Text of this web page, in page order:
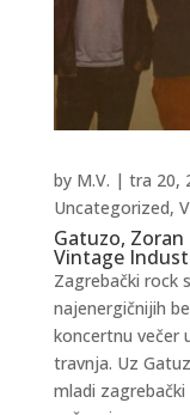
Gatuzo, Zoran
Vintage
by M.V. | tra 20,
Uncategorized,
Zagrebački rock
najenergičnijih
koncertnu večer
travnja. Uz
mladi